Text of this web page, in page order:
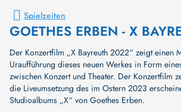
Spielzeiten
GOETHES ERBEN - X
Der Konzertfilm „X Bayreuth 2022“ zeigt einen
Uraufführung dieses neuen Werkes in Form
zwischen Konzert und Theater. Der Konzertfilm
die Liveumsetzung des im Ostern 2023
Studioalbums „X“ von Goethes Erben.